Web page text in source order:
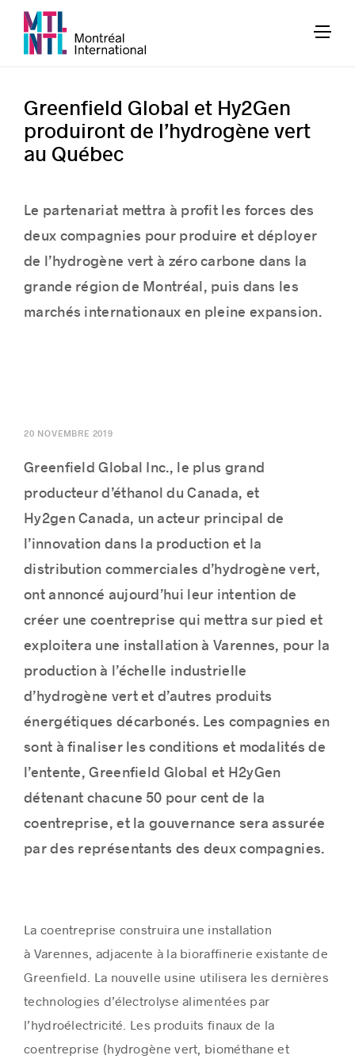
Histoires de réussite
Greenfield Global et Hy2Gen
produiront de l’hydrogène vert
au Québec
Le partenariat mettra à profit les forces des
deux compagnies pour produire et déployer
de l’hydrogène vert à zéro carbone dans la
grande région de Montréal, puis dans les
marchés internationaux en pleine expansion.
20 NOVEMBRE 2019
Greenfield Global Inc., le plus grand
producteur d’éthanol duCanada, et
Hy2genCanada, un acteur principal de
l’innovation dans la production et la
distribution commerciales d’hydrogène vert,
ont annoncé aujourd’hui leur intention de
créer une coentreprise qui mettra sur pied et
exploitera une installation àVarennes, pour la
production à l’échelle industrielle
d’hydrogène vert et d’autres produits
énergétiques décarbonés. Les compagnies en
sont à finaliser les conditions et modalités de
l’entente, Greenfield Global et H2yGen
détenant chacune 50 pour cent de la
coentreprise, et la gouvernance sera assurée
par des représentants des deux compagnies.
La coentreprise construira une installation
à Varennes , adjacente à la bioraffinerie existante de
Greenfield. La nouvelle usine utilisera les dernières
technologies d’électrolyse alimentées par
l’hydroélectricité. Les produits finaux de la
coentreprise (hydrogène vert, biométhane et